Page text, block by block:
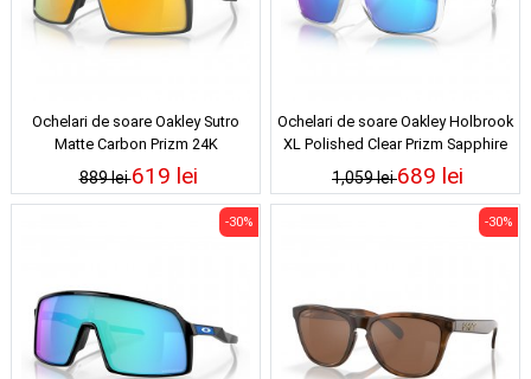
Ochelari de soare Oakley Sutro
Matte Carbon Prizm 24K
889 lei619 lei
Ochelari de soare Oakley Holbrook
XL Polished Clear Prizm Sapphire
Polarized
1,059 lei689 lei
-30% -30%